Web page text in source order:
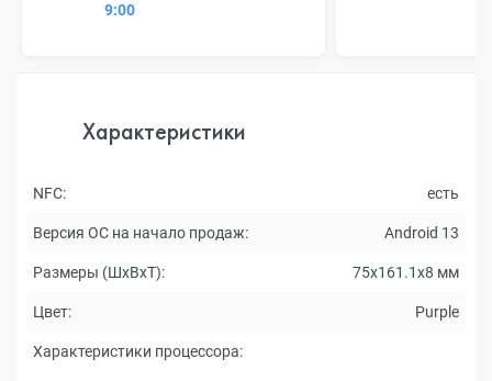
9:00
Характеристики
NFC: есть
Версия ОС на начало продаж: Android 13
Размеры (ШxВxТ): 75x161.1x8 мм
Цвет: Purple
Характеристики процессора: